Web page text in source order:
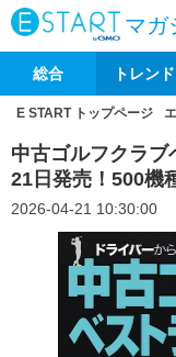
マガ
総合 トレンド
E START トップページ
中古ゴルフクラブ
21日発売！500機
2026-04-21 10:30:00